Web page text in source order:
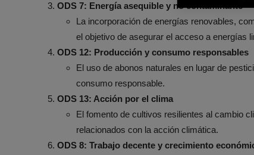
ODS 7: Energía asequible y no contaminante
La incorporación de energías renovables,
el objetivo de asegurar el acceso a energías
ODS 12: Producción y consumo responsables
El uso de abonos naturales en lugar de
consumo responsable.
ODS 13: Acción por el clima
El fomento de cultivos resilientes al cambio
relacionados con la acción climática.
ODS 8: Trabajo decente y crecimiento